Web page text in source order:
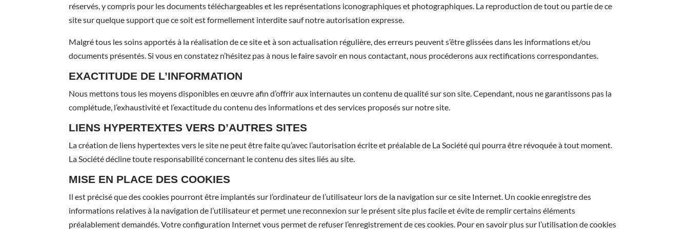
réservés, y compris pour les documents téléchargeables et les représentations iconographiques et photographiques. La reproduction de tout ou partie de ce
site sur quelque support que ce soit est formellement interdite sauf notre autorisation expresse.
Malgré tous les soins apportés à la réalisation de ce site et à son actualisation régulière, des erreurs peuvent s’être glissées dans les informations et/ou
documents présentés. Si vous en constatez n’hésitez pas à nous le faire savoir en nous contactant, nous procéderons aux rectifications correspondantes.
EXACTITUDE DE L’INFORMATION
Nous mettons tous les moyens disponibles en œuvre afin d’offrir aux internautes un contenu de qualité sur son site. Cependant, nous ne garantissons pas la
complétude, l’exhaustivité et l’exactitude du contenu des informations et des services proposés sur notre site.
LIENS HYPERTEXTES VERS D’AUTRES SITES
La création de liens hypertextes vers le site ne peut être faite qu’avec l’autorisation écrite et préalable de La Société qui pourra être révoquée à tout moment.
La Société décline toute responsabilité concernant le contenu des sites liés au site.
MISE EN PLACE DES COOKIES
Il est précisé que des cookies pourront être implantés sur l’ordinateur de l’utilisateur lors de la navigation sur ce site Internet. Un cookie enregistre des
informations relatives à la navigation de l’utilisateur et permet une reconnexion sur le présent site plus facile et évite de remplir certains éléments
préalablement demandés. Votre configuration Internet vous permet de refuser l’enregistrement de ces cookies. Pour en savoir plus sur l’utilisation de cookies